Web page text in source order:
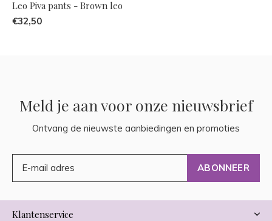
Leo Piva pants - Brown leo
€32,50
Meld je aan voor onze nieuwsbrief
Ontvang de nieuwste aanbiedingen en promoties
ABONNEER
Klantenservice